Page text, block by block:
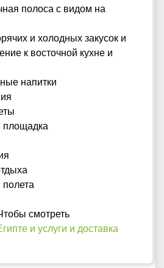
полоса с видом на
и холодных закусок и
к восточной кухне и
напитки
площадка
смотреть
и услуги и доставка